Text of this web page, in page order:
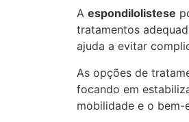
A espondilolistese
tratamentos
ajuda a evitar
As opções de
focando em
mobilidade e o bem-